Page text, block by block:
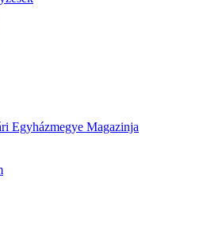
Egyházmegye Magazinja